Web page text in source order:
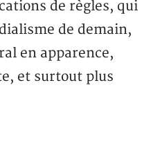
de règles, qui
de demain,
en apparence,
et surtout plus